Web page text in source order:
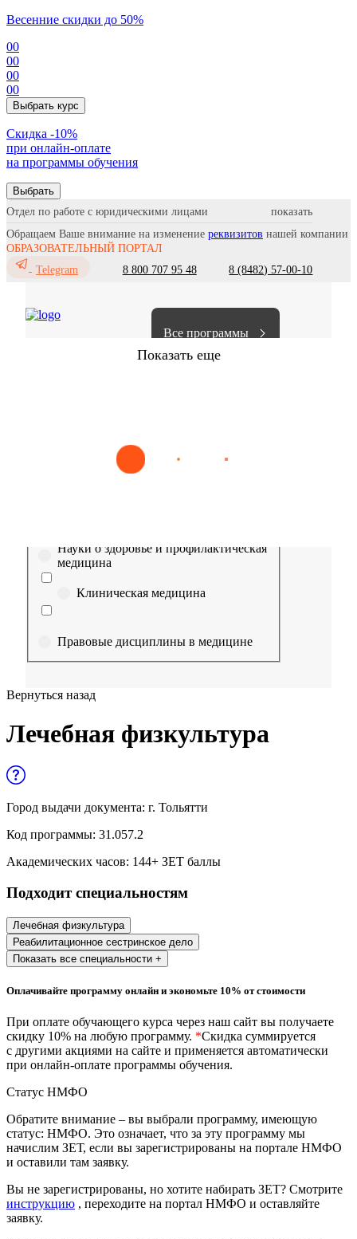
Весенние скидки до 50%
00
00
00
00
Выбрать курс
Cкидка -10%
при онлайн-оплате
на программы обучения
Выбрать
Отдел по работе с юридическими лицами
Обращаем Ваше внимание на изменение реквизитов нашей компании
ОБРАЗОВАТЕЛЬНЫЙ ПОРТАЛ
Telegram
8 800 707 95 48 8 (8482) 57-00-10
Все программы
Показать еще
Сестринское дело Эпидемиология Медицинская помощь
Выберите направление
Науки о здоровье и профилактическая
медицина
Клиническая медицина
Правовые дисциплины в медицине
Управленческие дисциплины в
медицине
Образование и педагогические науки
Социология и социальная работа
и служащих
История и археология
Психологические науки
Техносферная безопасность и ОТ
Техносферная безопасность и
Экологическая безопасность в
промышленности
Управление охраной труда.
Техносферная безопасность
Вернуться назад
Лечебная физкультура
Город выдачи документа: г. Тольятти
Код программы: 31.057.2
Академических часов: 144+ ЗЕТ баллы
Подходит специальностям
Лечебная физкультура
Реабилитационное сестринское дело
Показать все специальности +
Оплачивайте программу онлайн и экономьте 10% от стоимости
При оплате обучающего курса через наш сайт вы получаете
скидку 10% на любую программу. *Скидка суммируется
с другими акциями на сайте и применяется автоматически
при онлайн-оплате программы обучения.
Статус НМФО
Обратите внимание – вы выбрали программу, имеющую
статус: НМФО. Это означает, что за эту программу мы
начислим ЗЕТ, если вы зарегистрированы на портале НМФО
и оставили там заявку.
Вы не зарегистрированы, но хотите набирать ЗЕТ? Смотрите
инструкцию , переходите на портал НМФО и оставляйте
заявку.